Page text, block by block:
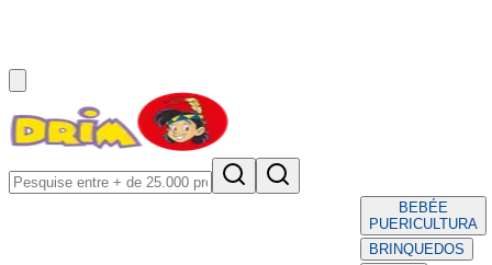
BEBÉE
PUERICULTURA
BRINQUEDOS